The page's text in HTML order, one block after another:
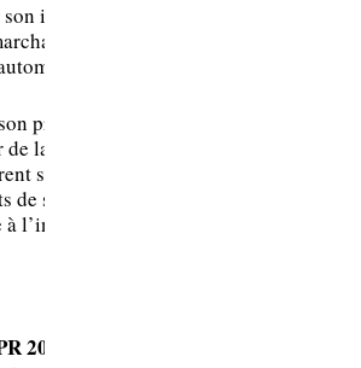
intérêt.
projet de
la zone
sur le
salariés
l’intérieur
2012